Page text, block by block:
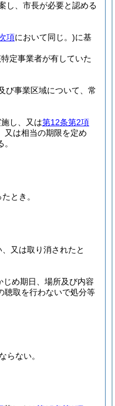
し、市長が必要と認める
項において同じ。)に基
定事業者が有していた
び事業区域について、常
し、又は第12条第2項
又は相当の期限を定め
とき。
又は取り消されたと
め期日、場所及び内容
聴取を行わないで処分等
らない。